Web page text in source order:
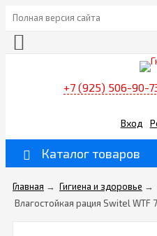
Полная версия сайта
+7 (925) 506-90-
Вход
Каталог товаров
Главная → Гигиена и здоровье →
Влагостойкая рация Switel WTF